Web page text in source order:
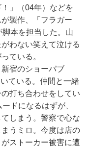
」（04年）などを
製作、「フラガー
本を担当した。山
わない笑えて泣ける
ている。
宿のショーパブ
ている。仲間と一緒
打ち合わせをしてい
ドになるはずが、
しまう。警察で心な
うミロ。今度は店の
ストーカー被害に遭